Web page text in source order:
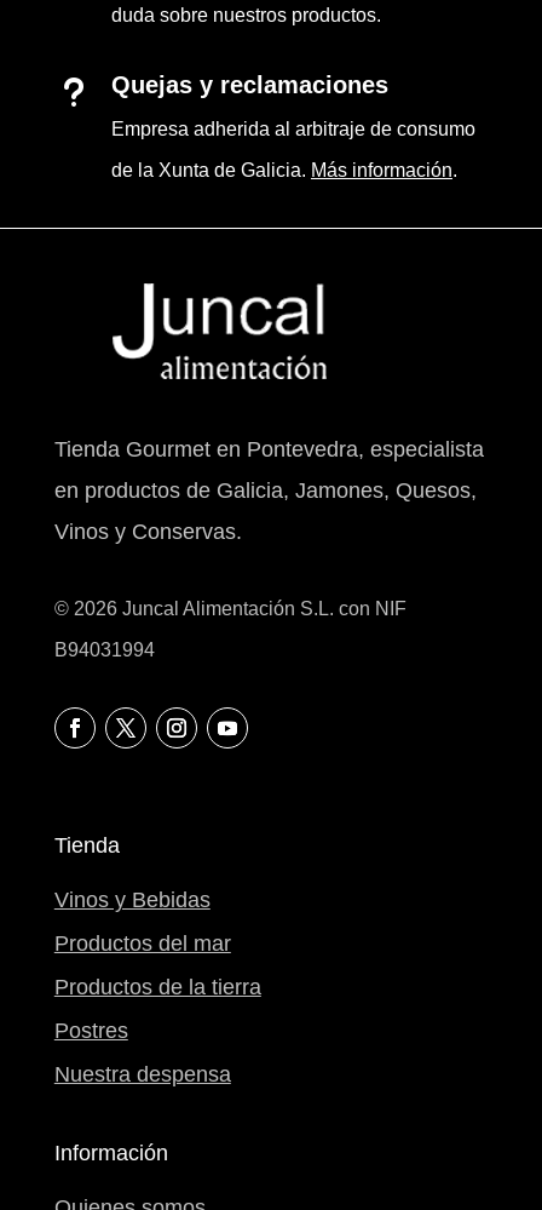
duda sobre nuestros productos.
u Quejas y reclamaciones
Empresa adherida al arbitraje de consumo
de la Xunta de Galicia. Más información.
Tienda Gourmet en Pontevedra, especialista
en productos de Galicia, Jamones, Quesos,
Vinos y Conservas.
© 2026 Juncal Alimentación S.L. con NIF
B94031994
Tienda
Vinos y Bebidas
Productos del mar
Productos de la tierra
Postres
Nuestra despensa
Información